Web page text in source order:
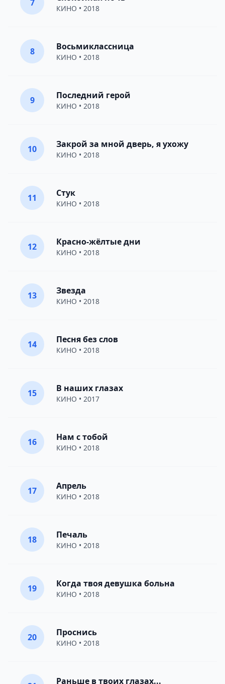
7
КИНО • 2018
8 Восьмиклассница
КИНО • 2018
9 Последний герой
КИНО • 2018
10 Закрой за мной дверь, я ухожу
КИНО • 2018
11 Стук
КИНО • 2018
12 Красно-жёлтые дни
КИНО • 2018
13 Звезда
КИНО • 2018
14 Песня без слов
КИНО • 2018
15 В наших глазах
КИНО • 2017
16 Нам с тобой
КИНО • 2018
17 Апрель
КИНО • 2018
18 Печаль
КИНО • 2018
19 Когда твоя девушка больна
КИНО • 2018
20 Проснись
КИНО • 2018
Раньше в твоих глазах...